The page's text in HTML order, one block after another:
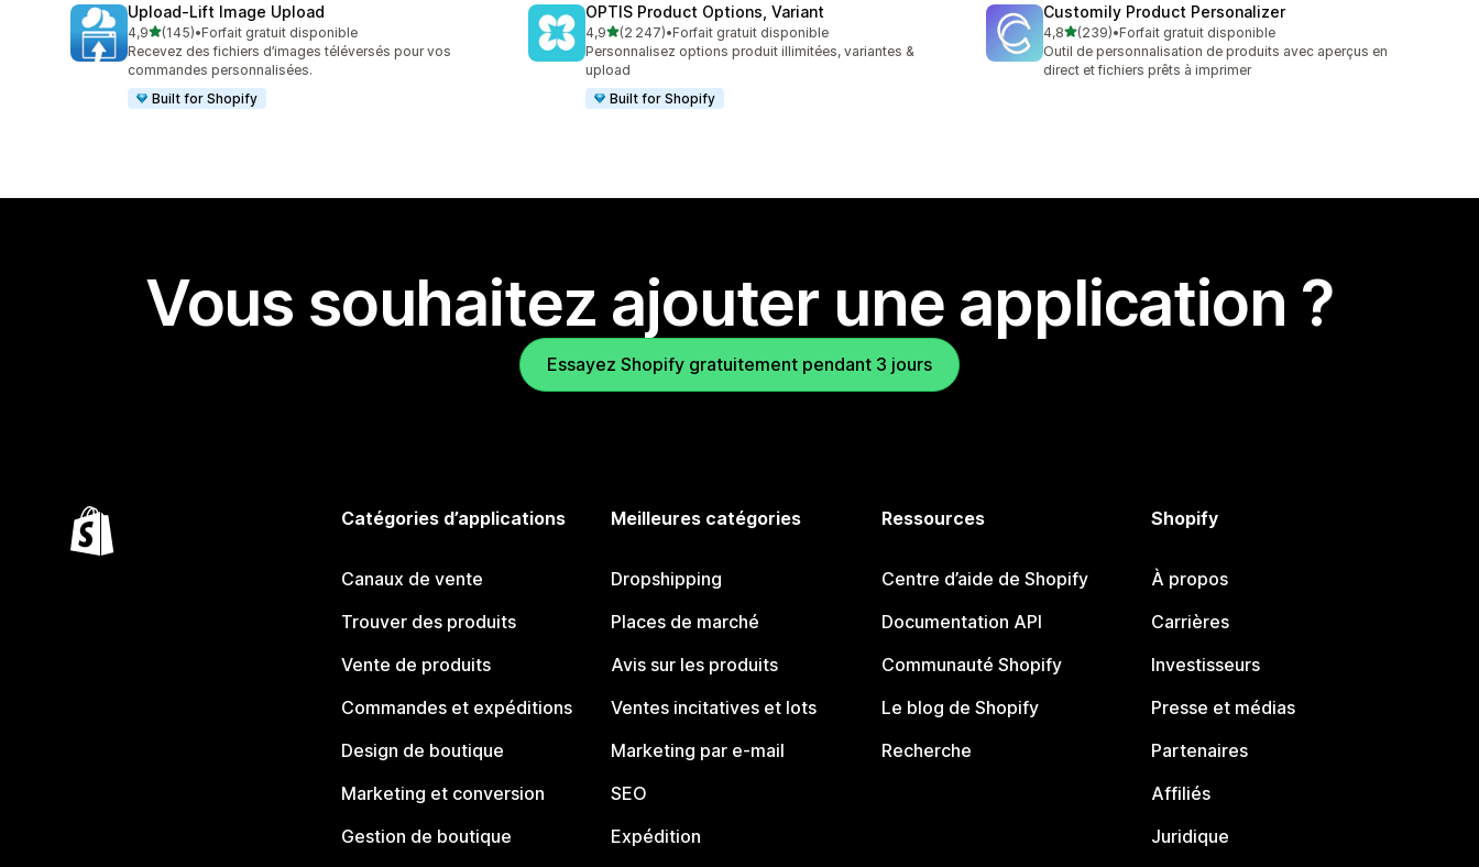
Upload‑Lift Image Upload
4,9étoile(s) sur 5
(145)
145 avis au total
•Forfait gratuit disponible
Recevez des fichiers d’images téléversés pour vos
commandes personnalisées.
Built for Shopify
OPTIS Product Options, Variant
4,9étoile(s) sur 5
(2 247)
2247 avis au total
•Forfait gratuit disponible
Personnalisez options produit illimitées, variantes &
upload
Built for Shopify
Customily Product Personalizer
4,8étoile(s) sur 5
(239)
239 avis au total
•Forfait gratuit disponible
Outil de personnalisation de produits avec aperçus en
direct et fichiers prêts à imprimer
Vous souhaitez ajouter une application ?
Essayez Shopify gratuitement pendant 3 jours
Catégories d’applications
Canaux de vente
Trouver des produits
Vente de produits
Commandes et expéditions
Design de boutique
Marketing et conversion
Gestion de boutique
Meilleures catégories
Dropshipping
Places de marché
Avis sur les produits
Ventes incitatives et lots
Marketing par e-mail
SEO
Expédition
Ressources
Centre d’aide de Shopify
Documentation API
Communauté Shopify
Le blog de Shopify
Recherche
Shopify
À propos
Carrières
Investisseurs
Presse et médias
Partenaires
Affiliés
Juridique